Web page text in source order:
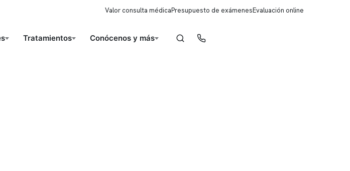
Valor consulta médicaPresupuesto de exámenesEvaluación online
Tratamientos Conócenos y más